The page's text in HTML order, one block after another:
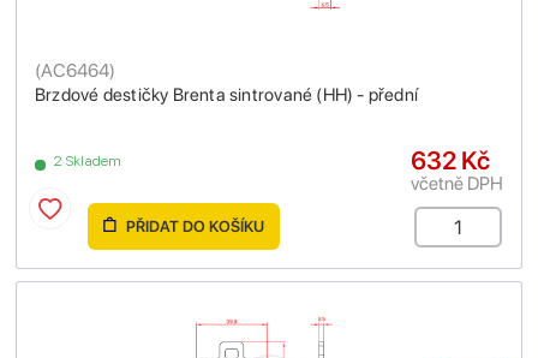
Brzdové destičky Brenta sintrované (HH) - přední
(AC6464)
2 Skladem 632 Kč
včetně DPH
PŘIDAT DO KOŠÍKU